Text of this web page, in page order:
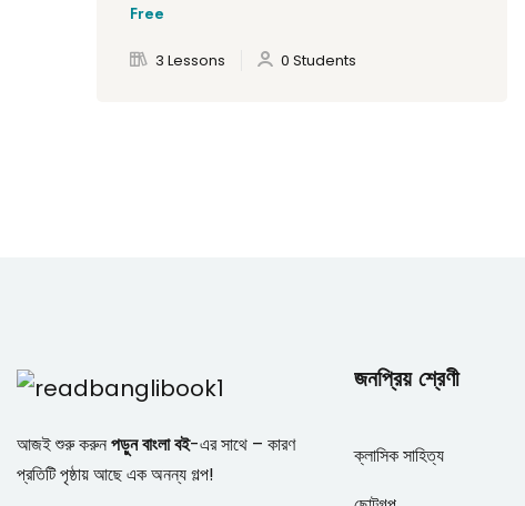
Free
3 Lessons 0 Students
আজই শুরু করুনপড়ুন বাংলা বই-এর সাথে – কারণ
প্রতিটি পৃষ্ঠায় আছে এক অনন্য গল্প!
জনপ্রিয় শ্রেণী
ক্লাসিক সাহিত্য